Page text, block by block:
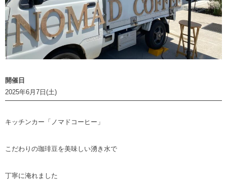
開催日
2025年6月7日(土)
キッチンカー「ノマドコーヒー」
こだわりの珈琲豆を美味しい湧き水で
丁寧に淹れました